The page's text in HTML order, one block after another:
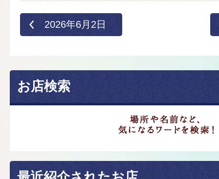
2026年6月2日
お店検索